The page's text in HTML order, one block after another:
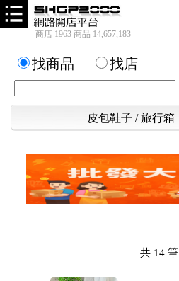
商店 1963 商品 14,657,183
找商品 找店
皮包鞋子 /旅行箱
共14 筆